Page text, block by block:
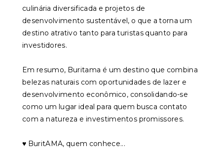
culinária diversificada e projetos de
desenvolvimento sustentável, o que a torna um
destino atrativo tanto para turistas quanto para
investidores.
Em resumo, Buritama é um destino que combina
belezas naturais com oportunidades de lazer e
desenvolvimento econômico, consolidando-se
como um lugar ideal para quem busca contato
com a natureza e investimentos promissores.
♥️ BuritAMA, quem conhece...